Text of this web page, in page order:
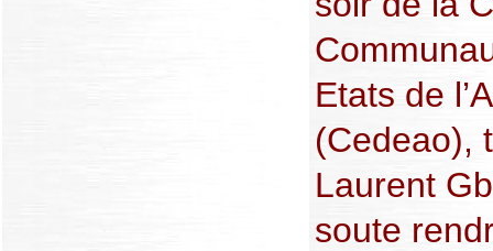
Etats de
(Cedeao),
Laurent
soute